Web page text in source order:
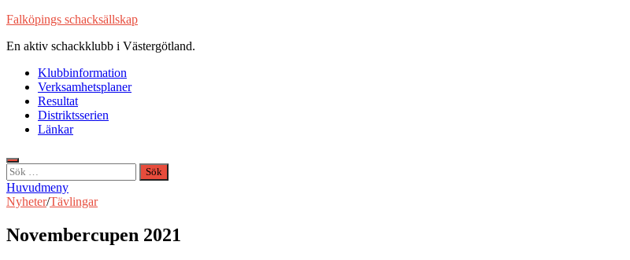
Hoppa
innehåll
Falköpings schacksällskap
En aktiv schackklubb i Västergötland.
Klubbinformation
Verksamhetsplaner
Resultat
Distriktsserien
Länkar
Sök
efter:
Huvudmeny
Nyheter/Tävlingar
Novembercupen 2021